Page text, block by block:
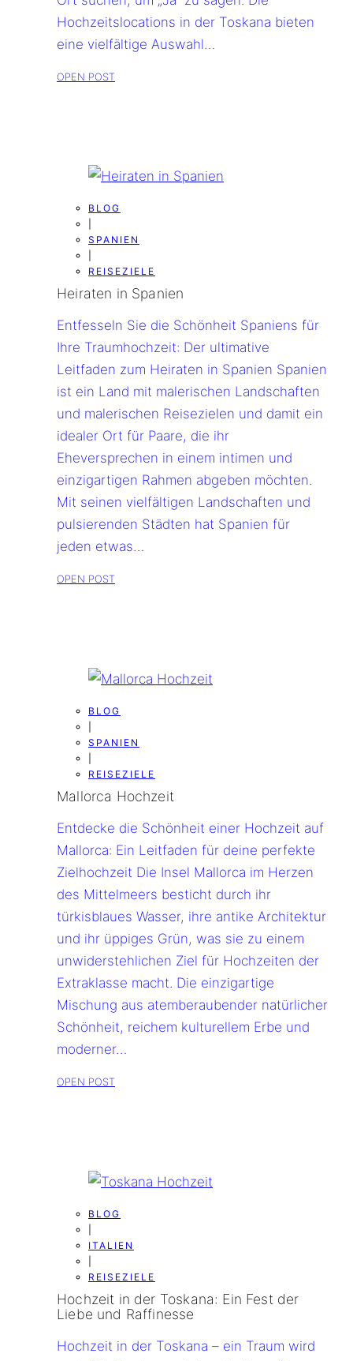
Hochzeitslocations in der Toskana bieten
eine vielfältige Auswahl…
OPEN POST
BLOG
SPANIEN
REISEZIELE
Heiraten in Spanien
Entfesseln Sie die Schönheit Spaniens für
Ihre Traumhochzeit: Der ultimative
Leitfaden zum Heiraten in Spanien Spanien
ist ein Land mit malerischen Landschaften
und malerischen Reisezielen und damit ein
idealer Ort für Paare, die ihr
Eheversprechen in einem intimen und
einzigartigen Rahmen abgeben möchten.
Mit seinen vielfältigen Landschaften und
pulsierenden Städten hat Spanien für
jeden etwas…
OPEN POST
BLOG
SPANIEN
REISEZIELE
Mallorca Hochzeit
Entdecke die Schönheit einer Hochzeit auf
Mallorca: Ein Leitfaden für deine perfekte
Zielhochzeit Die Insel Mallorca im Herzen
des Mittelmeers besticht durch ihr
türkisblaues Wasser, ihre antike Architektur
und ihr üppiges Grün, was sie zu einem
unwiderstehlichen Ziel für Hochzeiten der
Extraklasse macht. Die einzigartige
Mischung aus atemberaubender natürlicher
Schönheit, reichem kulturellem Erbe und
moderner…
OPEN POST
BLOG
ITALIEN
REISEZIELE
Hochzeit in der Toskana: Ein Fest der
Liebe und Raffinesse
Hochzeit in der Toskana – ein Traum wird